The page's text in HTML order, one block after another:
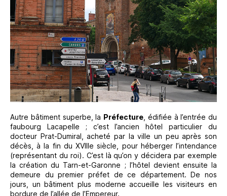
Autre bâtiment superbe, la Préfecture , édifiée à l’entrée du
faubourg Lacapelle ; c’est l’ancien hôtel particulier du
docteur Prat-Dumiral, acheté par la ville un peu après son
décès, à la fin du XVIIIe siècle, pour héberger l’intendance
(représentant du roi). C’est là qu’on y décidera par exemple
la création du Tarn-et-Garonne ; l’hôtel devient ensuite la
demeure du premier préfet de ce département. De nos
jours, un bâtiment plus moderne accueille les visiteurs en
bordure de l’allée de l’Empereur.